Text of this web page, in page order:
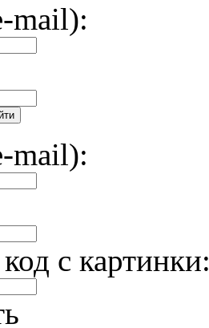
mail):
mail):
с